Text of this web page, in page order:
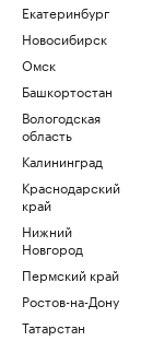
Екатеринбург
Новосибирск
Омск
Башкортостан
Вологодская
область
Калининград
Краснодарский
край
Нижний
Новгород
Пермский край
Ростов-на-Дону
Татарстан